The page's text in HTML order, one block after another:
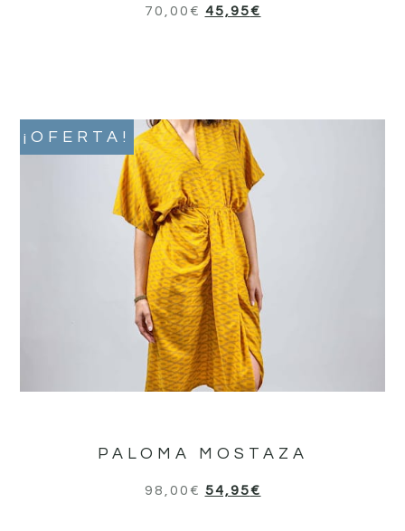
70,00 € 45,95€
¡OFERTA!
PALOMA MOSTAZA
98,00 € 54,95€